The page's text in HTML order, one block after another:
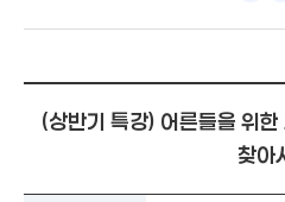
하
(상반기 특강) 어른들을 위
찾아